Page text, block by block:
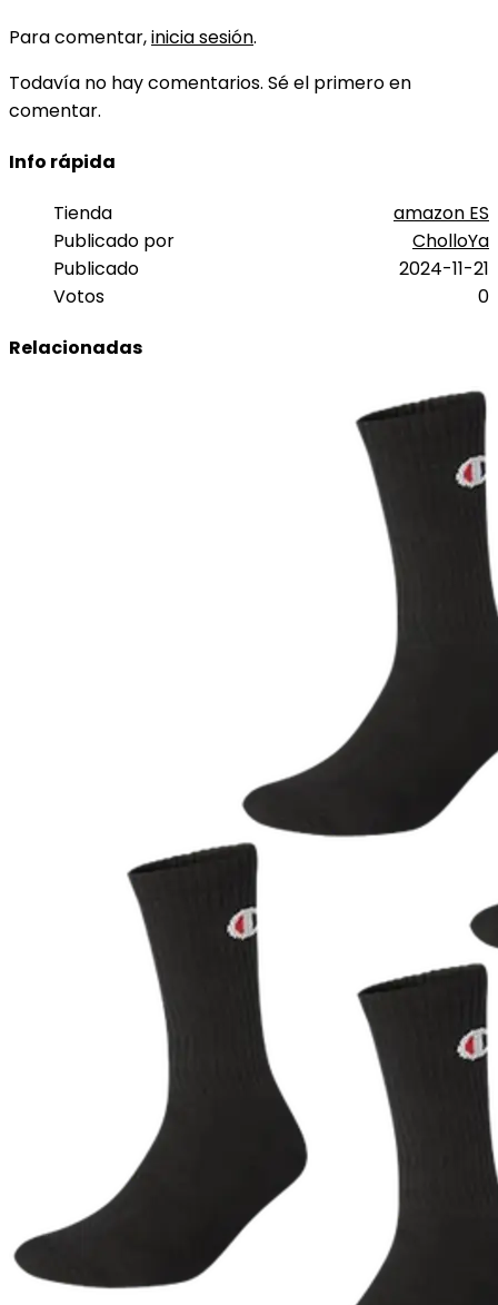
Para comentar,inicia sesión.
Todavía no hay comentarios. Sé el primero en
comentar.
Info rápida
Tienda
amazon ES
Publicado por
CholloYa
Publicado
2024-11-21
Votos
0
Relacionadas